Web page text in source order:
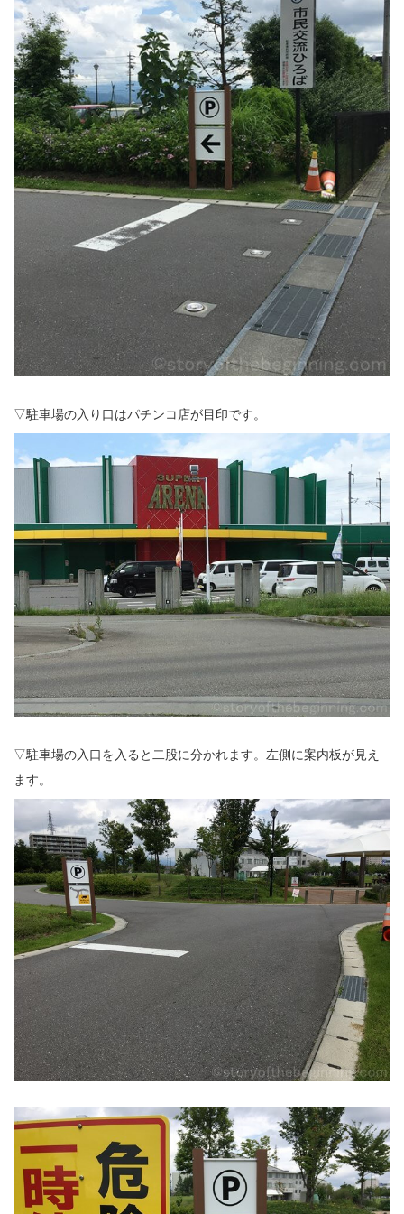
▽駐車場の入り口はパチンコ店が目印です。
▽駐車場の入口を入ると二股に分かれます。左側に案内板が見え
ます。